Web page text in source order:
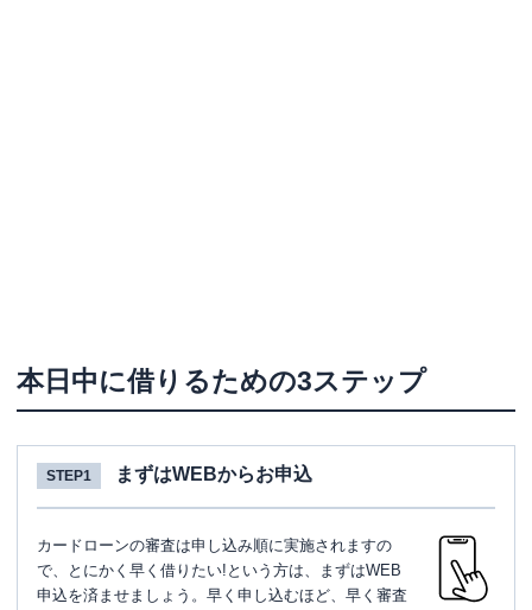
本日中に借りるための3ステップ
STEP1 まずはWEBからお申込
カードローンの審査は申し込み順に実施されますの
で、とにかく早く借りたい!という方は、まずはWEB
申込を済ませましょう。早く申し込むほど、早く審査